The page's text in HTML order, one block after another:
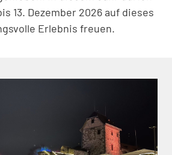
13. Dezember 2026 auf dieses
Erlebnis freuen.